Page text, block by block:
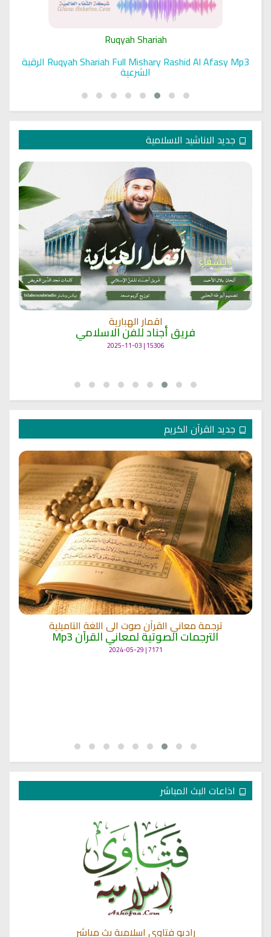
Ruqyah Shariah
Ruqyah Shariah Full Mishary Rashid Al Afasy Mp3 الرقية
الشرعية
جديد الاناشيد الاسلامية
اقمار الهبارية
فريق أجناد للفن الاسلامي
15306 | 2025-11-03
جديد القرآن الكريم
ترجمة معاني القرآن صوت الى اللغة التاميلية
الترجمات الصوتية لمعاني القرآن Mp3
7171 | 2024-05-29
اذاعات البث المباشر
راديو فتاوى اسلامية بث مباشر